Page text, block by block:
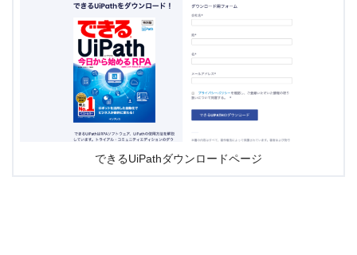
できるUiPathダウンロードページ